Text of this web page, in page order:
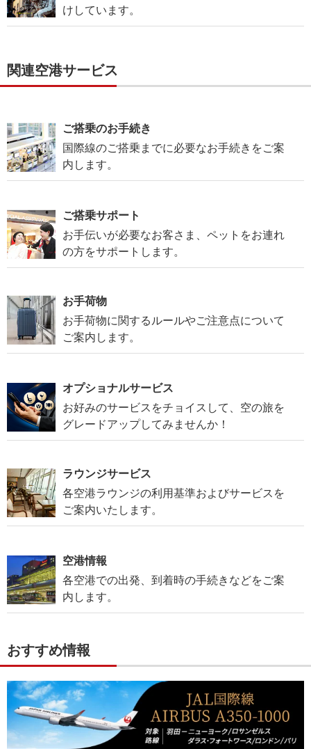
けしています。
関連空港サービス
ご搭乗のお手続き
国際線のご搭乗までに必要なお手続きをご案
内します。
ご搭乗サポート
お手伝いが必要なお客さま、ペットをお連れ
の方をサポートします。
お手荷物
お手荷物に関するルールやご注意点について
ご案内します。
オプショナルサービス
お好みのサービスをチョイスして、空の旅を
グレードアップしてみませんか！
ラウンジサービス
各空港ラウンジの利用基準およびサービスを
ご案内いたします。
空港情報
各空港での出発、到着時の手続きなどをご案
内します。
おすすめ情報